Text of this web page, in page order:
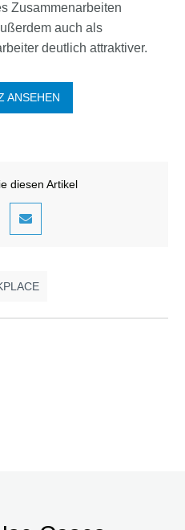
Zusammenarbeiten
auch als
deutlich attraktiver.
ANSEHEN
diesen Artikel